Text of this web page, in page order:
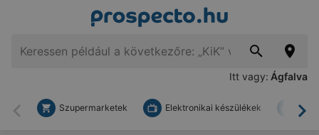
Itt vagy: Ágfalva
Vissza
Szupermarketek Elektronikai készülékek